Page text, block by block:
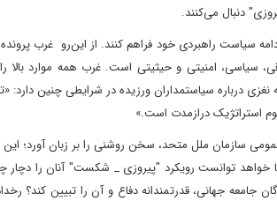
دنبال می‌کنند.
سیاست راهبردی خود فراهم کنند. از این‌رو غرب پرونده
سیاسی، امنیتی و حیثیتی است. غرب همه موارد بالا
در‌باره سیاستمداران ورزیده در شرایطی چنین دارد:
استراتژیک درازمدت است.»
ملل متحد، سخن روشنی را بر زبان آورد؛ این
خواهد توانست رویکرد "پیروزی _ شکست" آنان را دچار
جامعه جهانی، قدرتمندانه دفاع و آن را تبیین کند؟